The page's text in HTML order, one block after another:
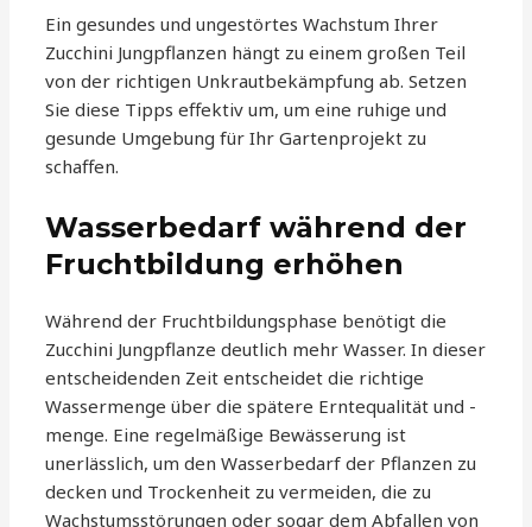
Ein gesundes und ungestörtes Wachstum Ihrer
Zucchini Jungpflanzen hängt zu einem großen Teil
von der richtigen Unkrautbekämpfung ab. Setzen
Sie diese Tipps effektiv um, um eine ruhige und
gesunde Umgebung für Ihr Gartenprojekt zu
schaffen.
Wasserbedarf während der
Fruchtbildung erhöhen
Während der Fruchtbildungsphase benötigt die
Zucchini Jungpflanze deutlich mehr Wasser. In dieser
entscheidenden Zeit entscheidet die richtige
Wassermenge über die spätere Erntequalität und -
menge. Eine regelmäßige Bewässerung ist
unerlässlich, um den Wasserbedarf der Pflanzen zu
decken und Trockenheit zu vermeiden, die zu
Wachstumsstörungen oder sogar dem Abfallen von